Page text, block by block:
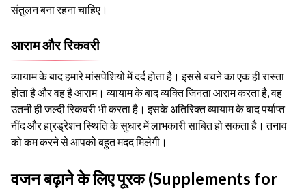
संतुलन बना रहना चाहिए।
आराम और रिकवरी
व्यायाम के बाद हमारे मांसपेशियों में दर्द होता है। इससे बचने का एक ही रास्ता
होता है और वह है आराम। व्यायाम के बाद व्यक्ति जिनता आराम करता है, वह
उतनी ही जल्दी रिकवरी भी करता है। इसके अतिरिक्त व्यायाम के बाद पर्याप्त
नींद और हा्रड्रेशन स्थिति के सुधार में लाभकारी साबित हो सकता है। तनाव
को कम करने से आपको बहुत मदद मिलेगी।
वजन बढ़ाने के लिए पूरक (Supplements for